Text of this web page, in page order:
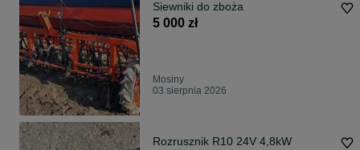
Siewniki do zboża
5 000 zł
Mosiny
03 sierpnia 2026
Rozrusznik R10 24V 4,8kW